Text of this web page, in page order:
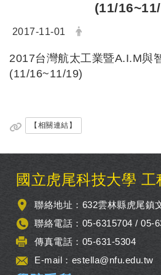
(11/
日期：
2017-11-01 發布者：
2017台灣航太工業暨A.I.M與
(11/16~11/19)
【相關連結】
:::國立虎尾科技大學 工
聯絡地址：632雲林縣虎尾鎮
聯絡電話：05-6315704 / 05-
傳真電話：05-631-5304
E-mail： estella@nfu.edu.tw